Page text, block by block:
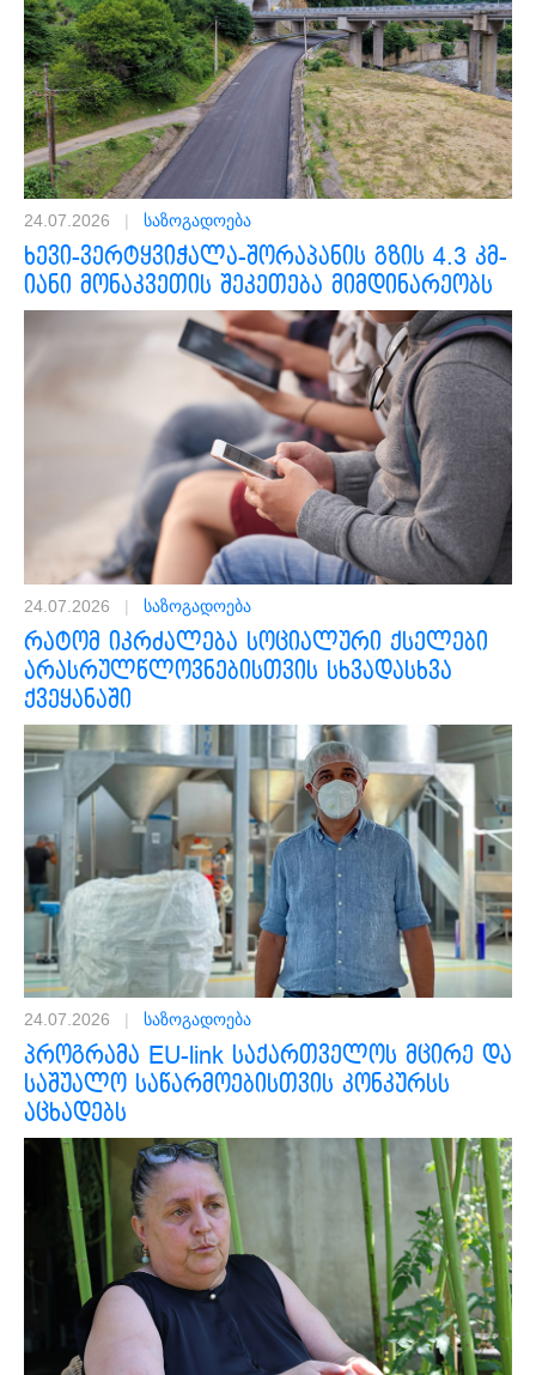
24.07.2026 | საზოგადოება
ხევი-ვერტყვიჭალა-შორაპანის გზის 4.3 კმ-
იანი მონაკვეთის შეკეთება მიმდინარეობს
24.07.2026 | საზოგადოება
რატომ იკრძალება სოციალური ქსელები
არასრულწლოვნებისთვის სხვადასხვა
ქვეყანაში
24.07.2026 | საზოგადოება
პროგრამა EU-link საქართველოს მცირე და
საშუალო საწარმოებისთვის კონკურსს
აცხადებს